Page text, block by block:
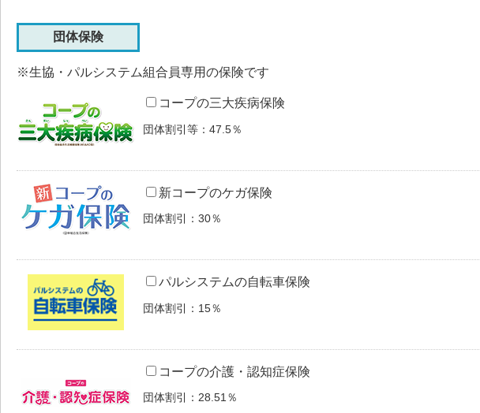
団体保険
※生協・パルシステム組合員専用の保険です
コープの三大疾病保険
団体割引等：47.5％
新コープのケガ保険
団体割引：30％
パルシステムの自転車保険
団体割引：15％
コープの介護・認知症保険
団体割引：28.51％